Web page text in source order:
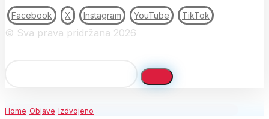
Facebook X Instagram YouTube TikTok
© Sva prava pridržana 2026
Home Objave Izdvojeno